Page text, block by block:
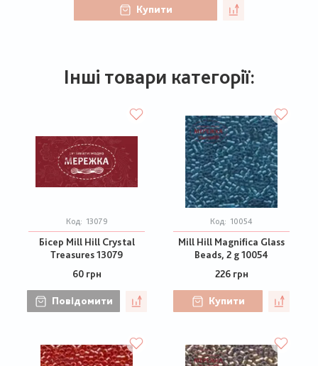
Купити
Інші товари категорії:
Код: 13079
Бісер Mill Hill Crystal
Treasures 13079
60 грн
Повідомити
Код: 10054
Mill Hill Magnifica Glass
Beads, 2 g 10054
226 грн
Купити